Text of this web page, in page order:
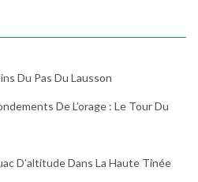
Du Pas Du Lausson
De L’orage : Le Tour Du
D’altitude Dans La Haute Tinée